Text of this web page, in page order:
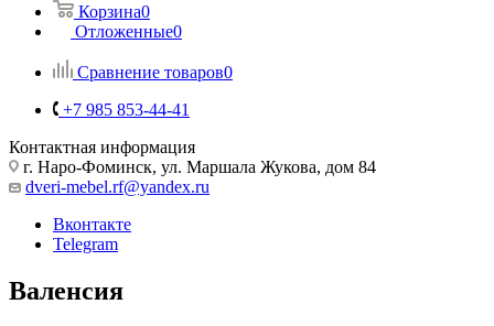
Корзина0
Отложенные0
Сравнение товаров0
+7 985 853-44-41
Контактная информация
г. Наро-Фоминск, ул. Маршала Жукова, дом 84
dveri-mebel.rf@yandex.ru
Вконтакте
Telegram
Валенсия